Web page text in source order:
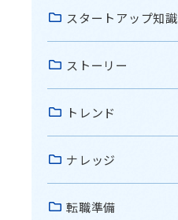
スタートアップ知識
ストーリー
トレンド
ナレッジ
転職準備